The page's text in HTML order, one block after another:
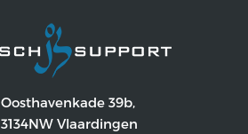
Oosthavenkade 39b,
3134NW Vlaardingen